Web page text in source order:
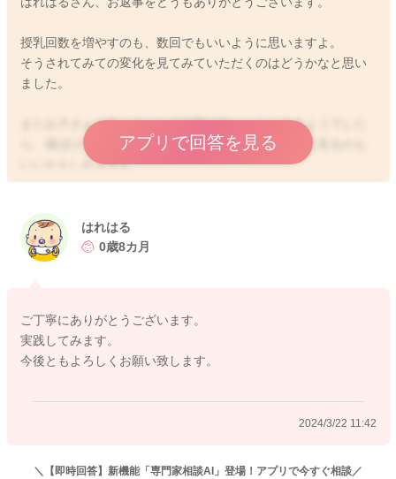
授乳回数を増やすのも、数回でもいいように思いますよ。
そうされてみての変化を見てみていただくのはどうかなと思い
ました。
またお子さんが飲んでくれる時間が短いこともあるようでした
ら、寝ぼけているようなタイミングで飲んでもらって見るのも
いいかもしれません。
お昼寝で目を覚ます前ぐらいの頃にあげてみるのもいいかもし
起きている時よりもしっかりと飲んでくれることもあります
よ。
良かったら参考になさってみてください。
どうぞよろしくお願いします。
アプリで回答を見る
はれはる
0歳8カ月
ご丁寧にありがとうございます。
実践してみます。
今後ともよろしくお願い致します。
2024/3/22 11:42
＼【即時回答】新機能「専門家相談AI」登場！アプリで今すぐ相談／